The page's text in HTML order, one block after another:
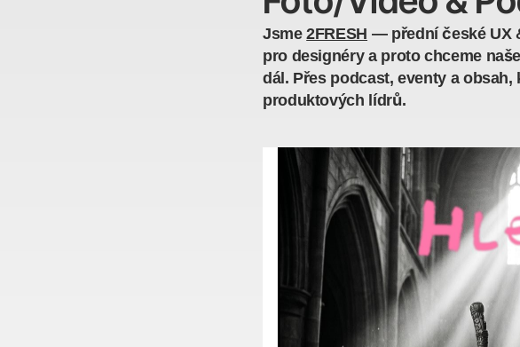
Jsme 2FRESH — přední české UX
pro designéry a proto chceme
dál. Přes podcast, eventy a
produktových lídrů.